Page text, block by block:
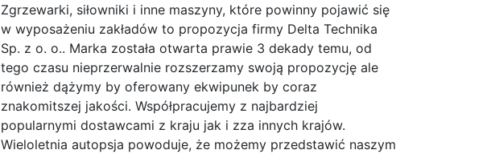
Zgrzewarki, siłowniki i inne maszyny, które powinny pojawić się
w wyposażeniu zakładów to propozycja firmy Delta Technika
Sp. z o. o.. Marka została otwarta prawie 3 dekady temu, od
tego czasu nieprzerwalnie rozszerzamy swoją propozycję ale
również dążymy by oferowany ekwipunek by coraz
znakomitszej jakości. Współpracujemy z najbardziej
popularnymi dostawcami z kraju jak i zza innych krajów.
Wieloletnia autopsja powoduje, że możemy przedstawić naszym